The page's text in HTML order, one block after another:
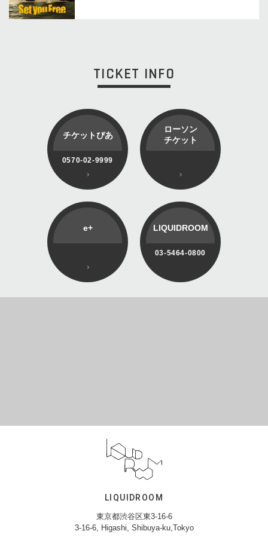
TICKET INFO
チケットぴあ
0570-02-9999
ローソン
チケット
e+ LIQUIDROOM
03-5464-0800
LIQUIDROOM
東京都渋谷区東3-16-6
3-16-6, Higashi, Shibuya-ku,Tokyo